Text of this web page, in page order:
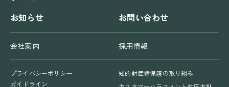
お知らせ
お問い合わせ
会社案内 採用情報
プライバシーポリシー
知的財産権保護の取り組み
ガイドライン